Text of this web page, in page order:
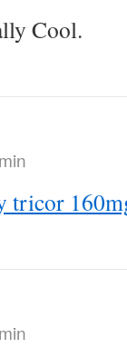
Cool.
tricor